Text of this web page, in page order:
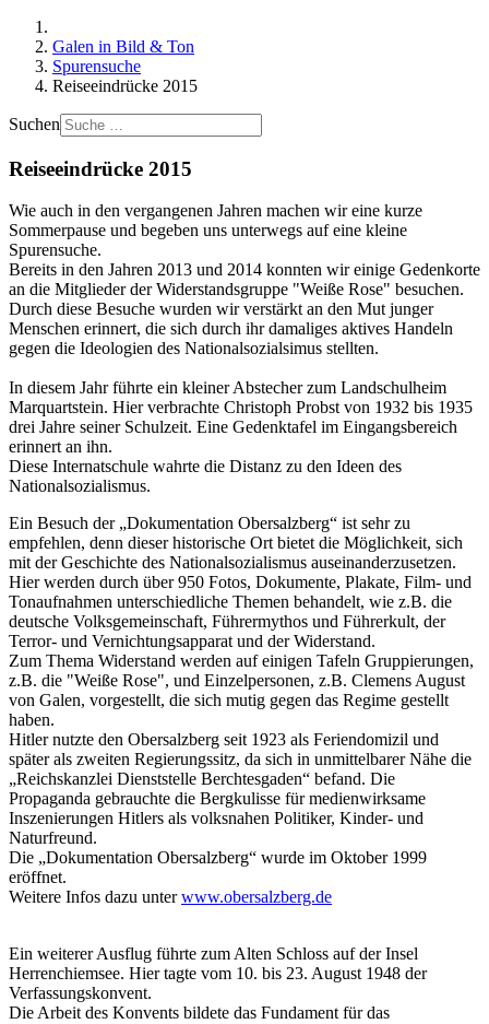
Galen in Bild & Ton
Spurensuche
Reiseeindrücke 2015
Suchen
Reiseeindrücke 2015
Wie auch in den vergangenen Jahren machen wir eine kurze
Sommerpause und begeben uns unterwegs auf eine kleine
Spurensuche.
Bereits in den Jahren 2013 und 2014 konnten wir einige Gedenkorte
an die Mitglieder der Widerstandsgruppe "Weiße Rose" besuchen.
Durch diese Besuche wurden wir verstärkt an den Mut junger
Menschen erinnert, die sich durch ihr damaliges aktives Handeln
gegen die Ideologien des Nationalsozialsimus stellten.
In diesem Jahr führte ein kleiner Abstecher zum Landschulheim
Marquartstein. Hier verbrachte Christoph Probst von 1932 bis 1935
drei Jahre seiner Schulzeit. Eine Gedenktafel im Eingangsbereich
erinnert an ihn.
Diese Internatschule wahrte die Distanz zu den Ideen des
Nationalsozialismus.
Ein Besuch der „Dokumentation Obersalzberg“ ist sehr zu
empfehlen, denn dieser historische Ort bietet die Möglichkeit, sich
mit der Geschichte des Nationalsozialismus auseinanderzusetzen.
Hier werden durch über 950 Fotos, Dokumente, Plakate, Film- und
Tonaufnahmen unterschiedliche Themen behandelt, wie z.B. die
deutsche Volksgemeinschaft, Führermythos und Führerkult, der
Terror- und Vernichtungsapparat und der Widerstand.
Zum Thema Widerstand werden auf einigen Tafeln Gruppierungen,
z.B. die "Weiße Rose", und Einzelpersonen, z.B. Clemens August
von Galen, vorgestellt, die sich mutig gegen das Regime gestellt
haben.
Hitler nutzte den Obersalzberg seit 1923 als Feriendomizil und
später als zweiten Regierungssitz, da sich in unmittelbarer Nähe die
„Reichskanzlei Dienststelle Berchtesgaden“ befand. Die
Propaganda gebrauchte die Bergkulisse für medienwirksame
Inszenierungen Hitlers als volksnahen Politiker, Kinder- und
Naturfreund.
Die „Dokumentation Obersalzberg“ wurde im Oktober 1999
eröffnet.
Weitere Infos dazu unterwww.obersalzberg.de
Ein weiterer Ausflug führte zum Alten Schloss auf der Insel
Herrenchiemsee. Hier tagte vom 10. bis 23. August 1948 der
Verfassungskonvent.
Die Arbeit des Konvents bildete das Fundament für das